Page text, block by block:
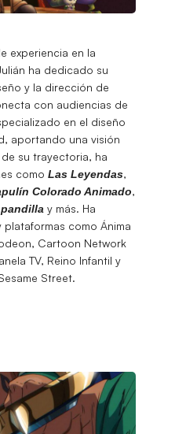
experiencia en la
ha dedicado su
y la dirección de
con audiencias de
en el diseño
aportando una visión
su trayectoria, ha
como Las Leyendas,
Colorado Animado,
y más. Ha
como Ánima
Cartoon Network
TV, Reino Infantil y
Street.